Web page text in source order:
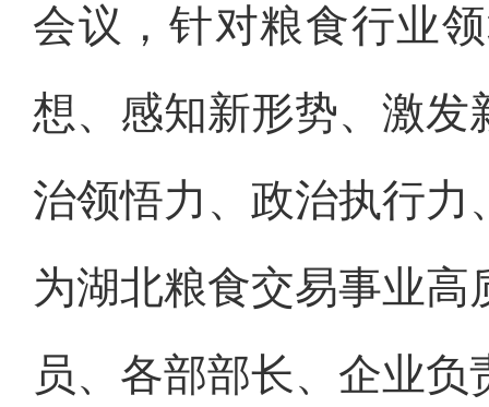
会议，针对粮食行业
想、感知新形势、激
治领悟力、政治执行
为湖北粮食交易事业
员、各部部长、企业负